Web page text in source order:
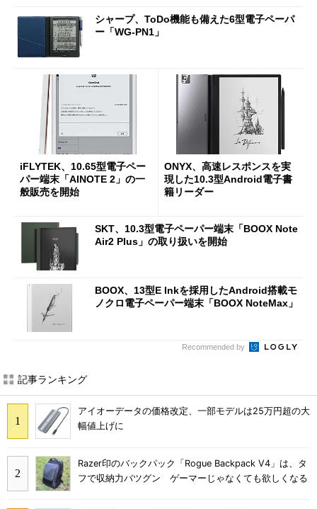
シャープ、ToDo機能も備えた6型電子ペーパ
ー「WG-PN1」
iFLYTEK、10.65型電子ペー
パー端末「AINOTE 2」の一
般販売を開始
ONYX、高速レスポンスを実
現した10.3型Android電子書
籍リーダー
SKT、10.3型電子ペーパー端末「BOOX Note
Air2 Plus」の取り扱いを開始
BOOX、13型E Inkを採用したAndroid搭載モ
ノクロ電子ペーパー端末「BOOX NoteMax」
Recommended by
記事ランキング
アイオーデータの価格改定、一部モデルは25万円超の大
幅値上げに
Razer印のバックパック「Rogue Backpack V4」は、タ
フで収納力バツグン ゲーマーじゃなくても欲しくなる